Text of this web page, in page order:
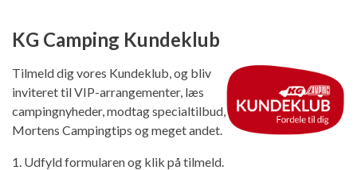
KG Camping Kundeklub
Tilmeld dig vores Kundeklub, og bliv
inviteret til VIP-arrangementer, læs
campingnyheder, modtag specialtilbud,
Mortens Campingtips og meget andet.
1. Udfyld formularen og klik på tilmeld.